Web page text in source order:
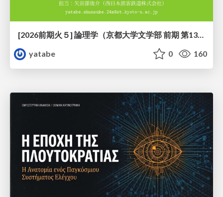
yatabe
0 160